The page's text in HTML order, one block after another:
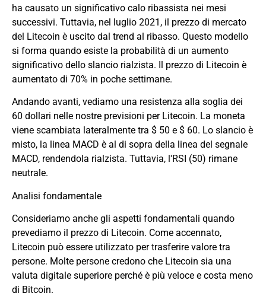
ha causato un significativo calo ribassista nei mesi
successivi. Tuttavia, nel luglio 2021, il prezzo di mercato
del Litecoin è uscito dal trend al ribasso. Questo modello
si forma quando esiste la probabilità di un aumento
significativo dello slancio rialzista. Il prezzo di Litecoin è
aumentato di 70% in poche settimane.
Andando avanti, vediamo una resistenza alla soglia dei
60 dollari nelle nostre previsioni per Litecoin. La moneta
viene scambiata lateralmente tra $ 50 e $ 60. Lo slancio è
misto, la linea MACD è al di sopra della linea del segnale
MACD, rendendola rialzista. Tuttavia, l'RSI (50) rimane
neutrale.
Analisi fondamentale
Consideriamo anche gli aspetti fondamentali quando
prevediamo il prezzo di Litecoin. Come accennato,
Litecoin può essere utilizzato per trasferire valore tra
persone. Molte persone credono che Litecoin sia una
valuta digitale superiore perché è più veloce e costa meno
di Bitcoin.